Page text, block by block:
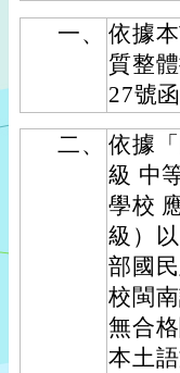
一、
依據
質整
27號
二、
依據
級 中
學校
級）
部國
校閩
無合
本土